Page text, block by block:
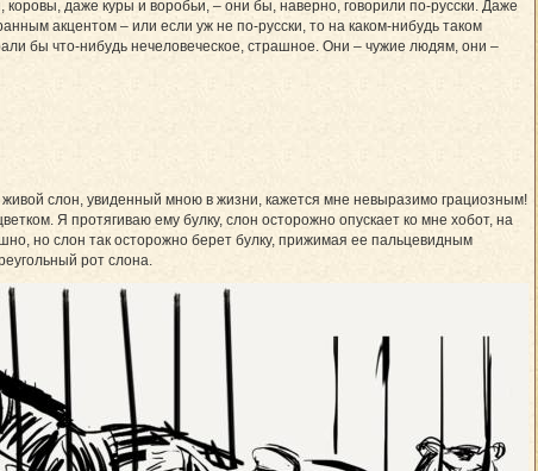
даже куры и воробьи, – они бы, наверно, говорили по-русски. Даже
акцентом – или если уж не по-русски, то на каком-нибудь таком
бы что-нибудь нечеловеческое, страшное. Они – чужие людям, они –
живой слон, увиденный мною в жизни, кажется мне невыразимо грациозным!
Я протягиваю ему булку, слон осторожно опускает ко мне хобот, на
но слон так осторожно берет булку, прижимая ее пальцевидным
рот слона.